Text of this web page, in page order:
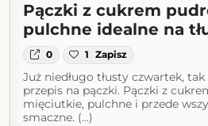
Pączki z cukrem
pulchne idealne na
0 1 Zapisz
Już niedługo tłusty czwartek,
przepis na pączki. Pączki z
mięciutkie, pulchne i przede
smaczne. (...)